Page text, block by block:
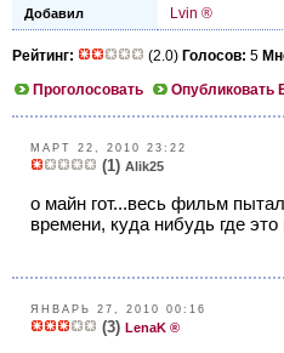
Добавил Lvin ®
Рейтинг: (2.0) Голосов: 5
Проголосовать
Опубликовать
МАРТ 22, 2010 23:22
(1) Alik25
о майн гот...весь фильм
времени, куда нибудь где
ЯНВАРЬ 27, 2010 00:16
(3) LenaK ®